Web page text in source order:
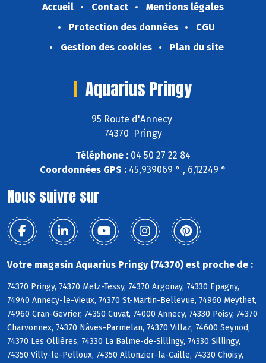
Accueil Contact
Mentions légales
Protection des données
CGU
Gestion des cookies
Plan du site
Aquarius Pringy
95 Route d'Annecy
74370 Pringy
Téléphone : 04 50 27 22 84
Coordonnées GPS : 45,939069 ° , 6,12249 °
Nous suivre sur
Votre magasin Aquarius Pringy (74370) est proche de :
74370 Pringy, 74370 Metz-Tessy, 74370 Argonay, 74330 Epagny,
74940 Annecy-le-Vieux, 74370 St-Martin-Bellevue, 74960 Meythet,
74960 Cran-Gevrier, 74350 Cuvat, 74000 Annecy, 74330 Poisy, 74370
Charvonnex, 74370 Nâves-Parmelan, 74370 Villaz, 74600 Seynod,
74370 Les Ollières, 74330 La Balme-de-Sillingy, 74330 Sillingy,
74350 Villy-le-Pelloux, 74350 Allonzier-la-Caille, 74330 Choisy,